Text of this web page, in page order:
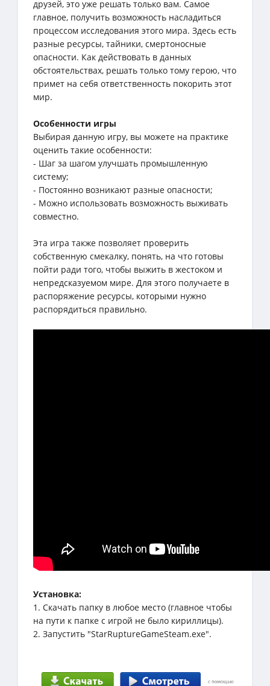
друзей, это уже решать только вам. Самое
главное, получить возможность насладиться
процессом исследования этого мира. Здесь есть
разные ресурсы, тайники, смертоносные
опасности. Как действовать в данных
обстоятельствах, решать только тому герою, что
примет на себя ответственность покорить этот
мир.
Особенности игры
Выбирая данную игру, вы можете на практике
оценить такие особенности:
- Шаг за шагом улучшать промышленную
систему;
- Постоянно возникают разные опасности;
- Можно использовать возможность выживать
совместно.
Эта игра также позволяет проверить
собственную смекалку, понять, на что готовы
пойти ради того, чтобы выжить в жестоком и
непредсказуемом мире. Для этого получаете в
распоряжение ресурсы, которыми нужно
распорядиться правильно.
Установка:
1. Скачать папку в любое место (главное чтобы
на пути к папке с игрой не было кириллицы).
2. Запустить "StarRuptureGameSteam.exe".